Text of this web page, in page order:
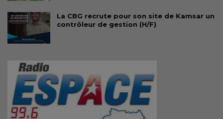
La CBG recrute pour son site de Kamsar un
contrôleur de gestion (H/F)